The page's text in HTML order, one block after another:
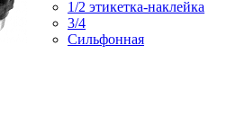
1/2 этикетка-наклейка
3/4
Сильфонная